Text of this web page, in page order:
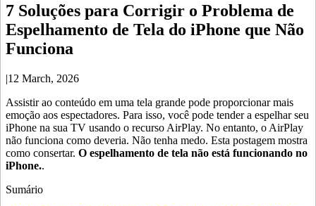
7 Soluções para Corrigir o Problema de
Espelhamento de Tela do iPhone que Não
Funciona
|12 March, 2026
Assistir ao conteúdo em uma tela grande pode proporcionar mais
emoção aos espectadores. Para isso, você pode tender a espelhar seu
iPhone na sua TV usando o recurso AirPlay. No entanto, o AirPlay
não funciona como deveria. Não tenha medo. Esta postagem mostra
como consertar. O espelhamento de tela não está funcionando no
iPhone..
Sumário